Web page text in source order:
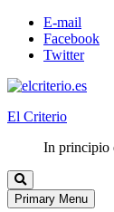
E-mail
Facebook
Twitter
El Criterio
In principio
Primary Menu